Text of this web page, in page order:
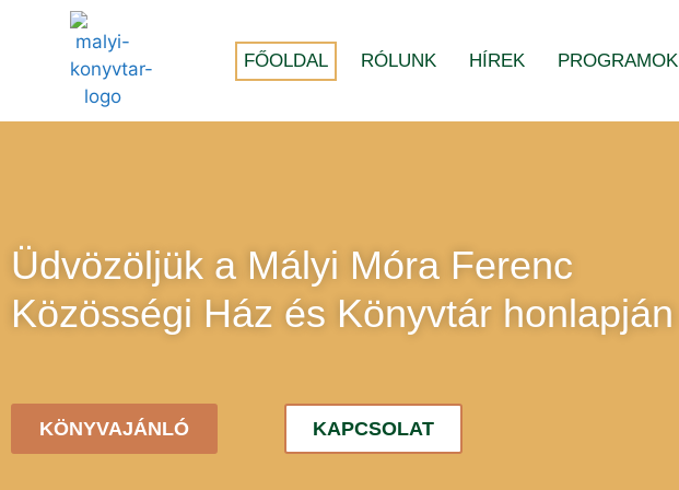
FŐOLDAL RÓLUNK HÍREK PROGRAMOK
Üdvözöljük a Mályi Móra Ferenc
Közösségi Ház és Könyvtár honlapján
KÖNYVAJÁNLÓ KAPCSOLAT